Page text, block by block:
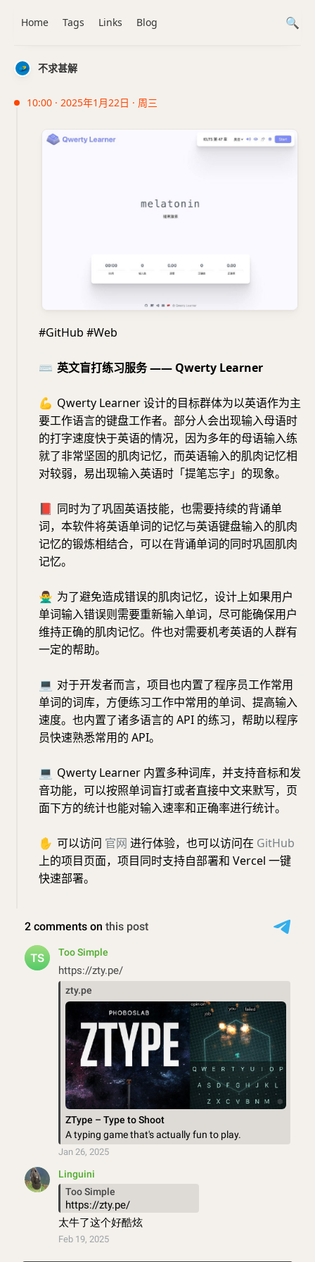
不求甚解
10:00 · 2025年1月22日 · 周三
#GitHub #Web
⌨️ 英文盲打练习服务 —— Qwerty Learner
💪 Qwerty Learner 设计的目标群体为以英语作为主
要工作语言的键盘工作者。部分人会出现输入母语时
的打字速度快于英语的情况，因为多年的母语输入练
就了非常坚固的肌肉记忆，而英语输入的肌肉记忆相
对较弱，易出现输入英语时「提笔忘字」的现象。
📕 同时为了巩固英语技能，也需要持续的背诵单
词，本软件将英语单词的记忆与英语键盘输入的肌肉
记忆的锻炼相结合，可以在背诵单词的同时巩固肌肉
记忆。
🙅‍♂️ 为了避免造成错误的肌肉记忆，设计上如果用户
单词输入错误则需要重新输入单词，尽可能确保用户
维持正确的肌肉记忆。件也对需要机考英语的人群有
一定的帮助。
💻 对于开发者而言，项目也内置了程序员工作常用
单词的词库，方便练习工作中常用的单词、提高输入
速度。也内置了诸多语言的 API 的练习，帮助以程序
员快速熟悉常用的 API。
💻 Qwerty Learner 内置多种词库，并支持音标和发
音功能，可以按照单词盲打或者直接中文来默写，页
面下方的统计也能对输入速率和正确率进行统计。
✋ 可以访问 官网 进行体验，也可以访问在 GitHub
上的项目页面，项目同时支持自部署和 Vercel 一键
快速部署。
Home Tags Links Blog